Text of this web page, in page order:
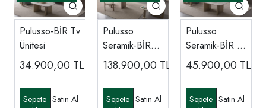
Pulusso-BİR Tv
Ünitesi
34.900,00 TL
Pulusso
Seramik-BİR
Yemek Odası
138.900,00 TL
Pulusso
Seramik-BİR Tv
Ünitesi
45.900,00 TL